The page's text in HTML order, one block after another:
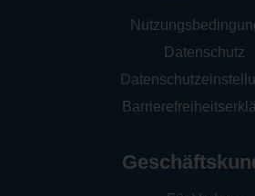
Datenschutz